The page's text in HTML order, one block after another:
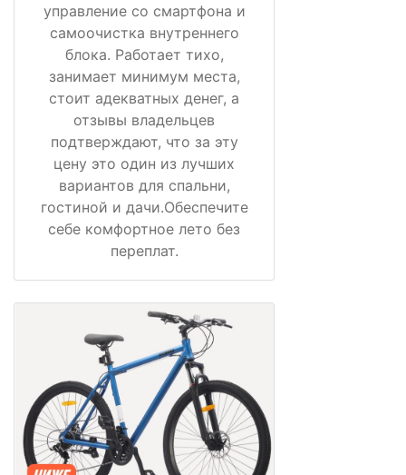
управление со смартфона и
самоочистка внутреннего
блока. Работает тихо,
занимает минимум места,
стоит адекватных денег, а
отзывы владельцев
подтверждают, что за эту
цену это один из лучших
вариантов для спальни,
гостиной и дачи.Обеспечите
себе комфортное лето без
переплат.